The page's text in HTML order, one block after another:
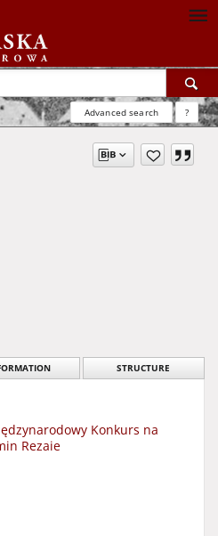
Advanced search ?
STRUCTURE
Konkurs na
Rezaie